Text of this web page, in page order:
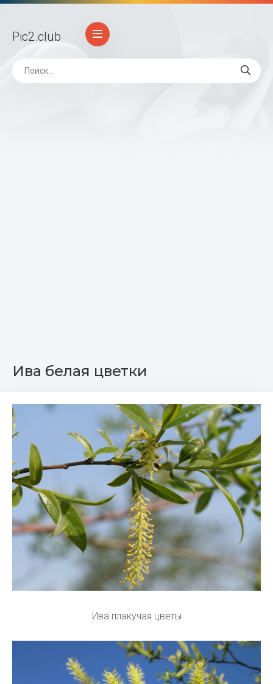
Pic2.club
Ива белая цветки
Ива плакучая цветы